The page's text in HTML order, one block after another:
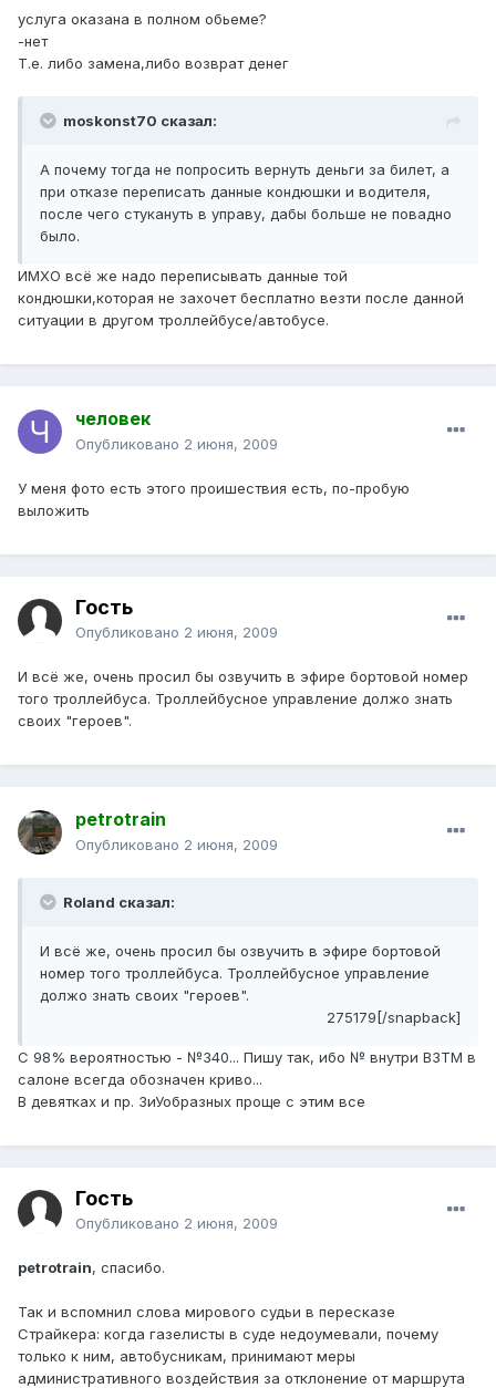
услуга оказана в полном обьеме?
-нет
Т.е. либо замена,либо возврат денег
moskonst70 сказал:
А почему тогда не попросить вернуть деньги за билет, а
при отказе переписать данные кондюшки и водителя,
после чего стукануть в управу, дабы больше не повадно
было.
ИМХО всё же надо переписывать данные той
кондюшки,которая не захочет бесплатно везти после данной
ситуации в другом троллейбусе/автобусе.
человек
Опубликовано 2 июня, 2009
У меня фото есть этого проишествия есть, по-пробую
выложить
Гость
Опубликовано 2 июня, 2009
И всё же, очень просил бы озвучить в эфире бортовой номер
того троллейбуса. Троллейбусное управление должо знать
своих "героев".
petrotrain
Опубликовано 2 июня, 2009
Roland сказал:
И всё же, очень просил бы озвучить в эфире бортовой
номер того троллейбуса. Троллейбусное управление
должо знать своих "героев".
275179[/snapback]
C 98% вероятностью - №340... Пишу так, ибо № внутри ВЗТМ в
салоне всегда обозначен криво...
В девятках и пр. ЗиУобразных проще с этим все
Гость
Опубликовано 2 июня, 2009
petrotrain, спасибо.
Так и вспомнил слова мирового судьи в пересказе
Страйкера: когда газелисты в суде недоумевали, почему
только к ним, автобусникам, принимают меры
административного воздействия за отклонение от маршрута